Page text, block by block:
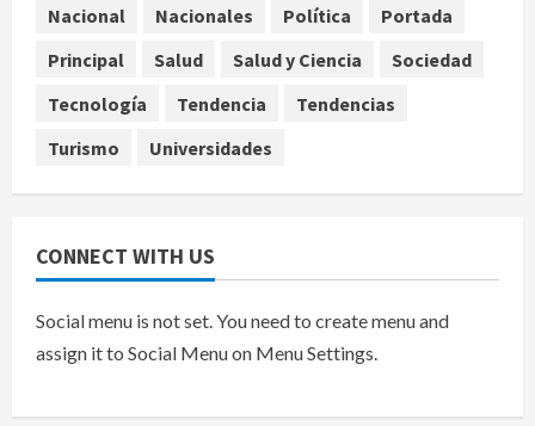
Nacional
Nacionales Política
Portada
Principal
Salud Salud y Ciencia
Sociedad
Tecnología
Tendencia
Tendencias
Turismo
Universidades
CONNECT WITH US
Social menu is not set. You need to create menu and
assign it to Social Menu on Menu Settings.